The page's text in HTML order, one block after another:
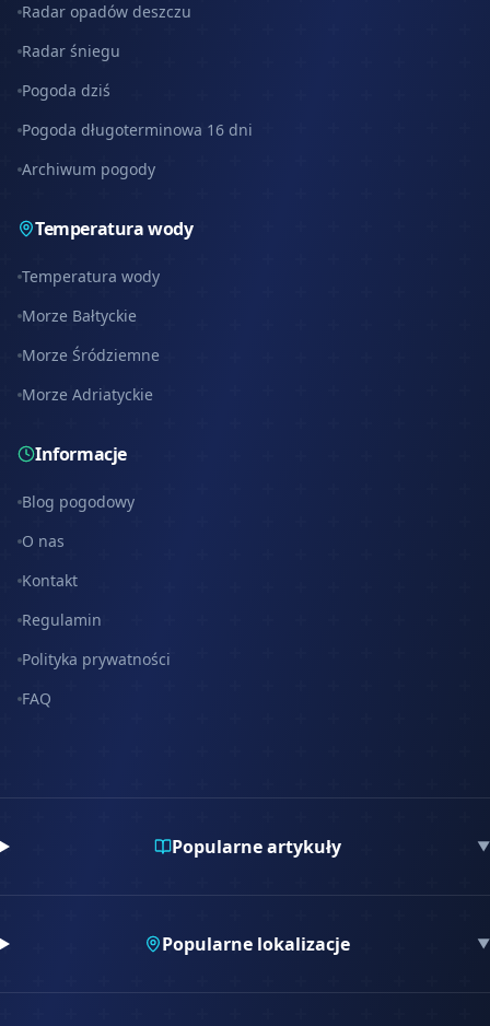
Radar opadów deszczu
Radar śniegu
Pogoda dziś
Pogoda długoterminowa 16 dni
Archiwum pogody
Temperatura wody
Temperatura wody
Morze Bałtyckie
Morze Śródziemne
Morze Adriatyckie
Informacje
Blog pogodowy
O nas
Kontakt
Regulamin
Polityka prywatności
FAQ
Popularne artykuły ▼
Popularne lokalizacje ▼